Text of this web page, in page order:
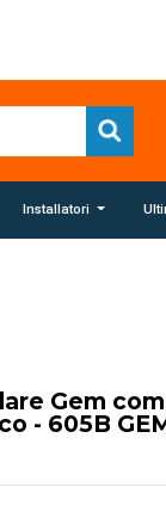
Installatori
Gem
- 605B